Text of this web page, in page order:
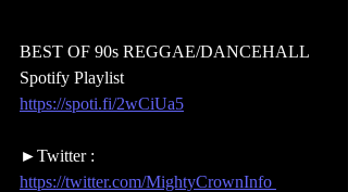
BEST OF 90s REGGAE/DANCEHALL
Spotify Playlist
https://spoti.fi/2wCiUa5
►Twitter :
https://twitter.com/MightyCrownInfo